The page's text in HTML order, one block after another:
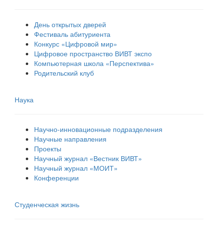
День открытых дверей
Фестиваль абитуриента
Конкурс «Цифровой мир»
Цифровое пространство ВИВТ экспо
Компьютерная школа «Перспектива»
Родительский клуб
Наука
Научно-инновационные подразделения
Научные направления
Проекты
Научный журнал «Вестник ВИВТ»
Научный журнал «МОИТ»
Конференции
Студенческая жизнь